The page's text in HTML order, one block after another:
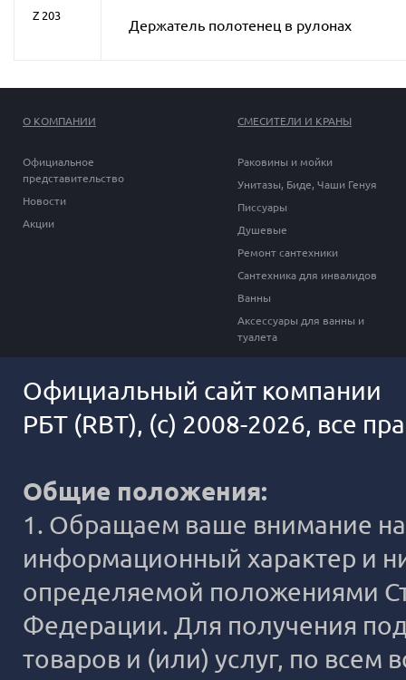
Z 203
Держатель полотенец в рулонах
О КОМПАНИИ
Официальное
представительство
Новости
Акции
СМЕСИТЕЛИ И КРАНЫ
Раковины и мойки
Унитазы, Биде, Чаши Генуя
Писсуары
Душевые
Ремонт сантехники
Сантехника для инвалидов
Ванны
Аксессуары для ванны и
туалета
Официальный сайт компании
РБТ (RBT), (c) 2008-2026, все
Общие положения:
1. Обращаем ваше внимание на
информационный характер и
определяемой положениями
Федерации. Для получения
товаров и (или) услуг, по